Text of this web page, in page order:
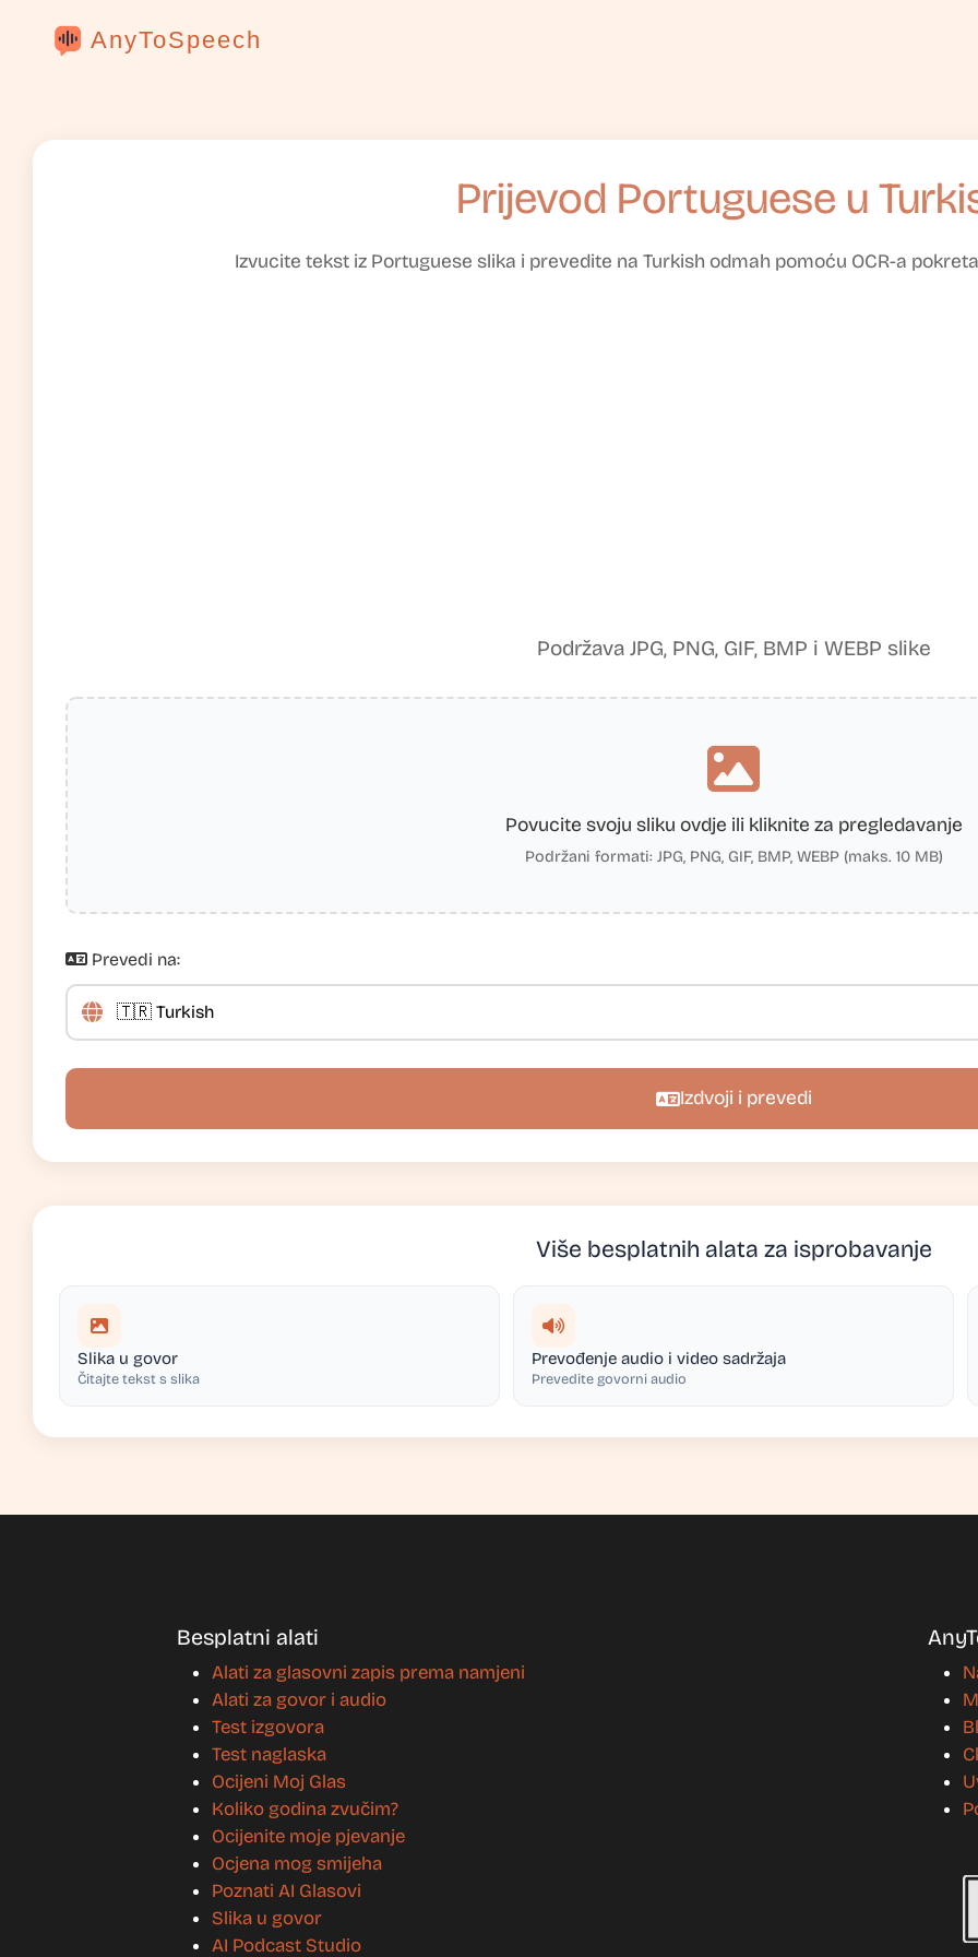
AnyToSpeech
Prijevod Portuguese u
Izvucite tekst iz Portuguese slika i prevedite na Turkish odmah pomoću OCR-a
Podržava JPG, PNG, GIF, BMP i WEBP slike
Povucite svoju sliku ovdje ili kliknite za pregledavanje
Podržani formati: JPG, PNG, GIF, BMP, WEBP (maks. 10 MB)
Prevedi na:
Izdvoji i prevedi
Više besplatnih alata za isprobavanje
Slika u govor
Čitajte tekst s slika
Prevođenje audio i video sadržaja
Prevedite govorni audio
Besplatni alati
Alati za glasovni zapis prema namjeni
Alati za govor i audio
Test izgovora
Test naglaska
Ocijeni Moj Glas
Koliko godina zvučim?
Ocijenite moje pjevanje
Ocjena mog smijeha
Poznati AI Glasovi
Slika u govor
AI Podcast Studio